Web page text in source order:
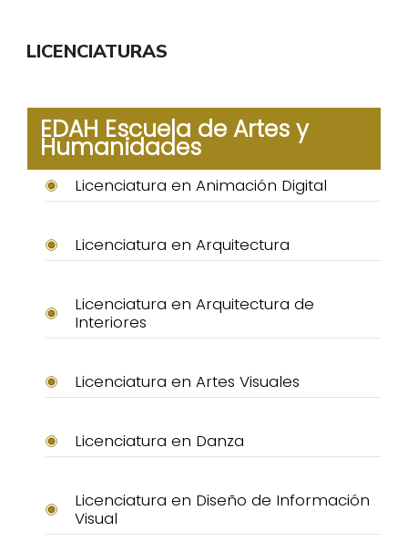
LICENCIATURAS
EDAH Escuela de Artes y
Humanidades
Licenciatura en Animación Digital
Licenciatura en Arquitectura
Licenciatura en Arquitectura de
Interiores
Licenciatura en Artes Visuales
Licenciatura en Danza
Licenciatura en Diseño de Información
Visual